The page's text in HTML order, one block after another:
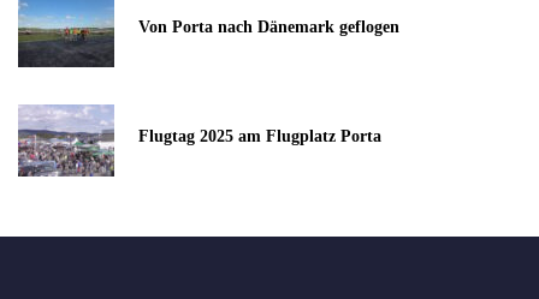
Von Porta nach Dänemark geflogen
Flugtag 2025 am Flugplatz Porta